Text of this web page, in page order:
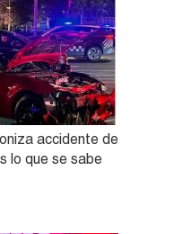
accidente de
lo que se sabe